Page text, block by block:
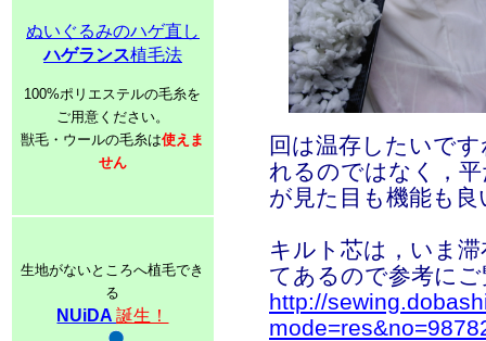
ぬいぐるみのハゲ直し
ハゲランス植毛法
100%ポリエステルの毛糸を
ご用意ください。
獣毛・ウールの毛糸は使えま
せん
生地がないところへ植毛でき
る
NUiDA誕生！
回は温存したいで
れるのではなく，
が見た目も機能も
キルト芯は，いま
てあるので参考に
http://